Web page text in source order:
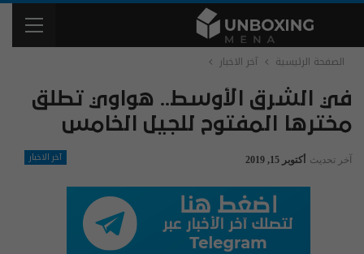
الصفحة الرئيسية آخر الاخبار
في الشرق الأوسط.. هواوي تطلق
مخترها المفتوح للجيل الخامس
آخر الاخبار آخر تحديث أكتوبر 15, 2019